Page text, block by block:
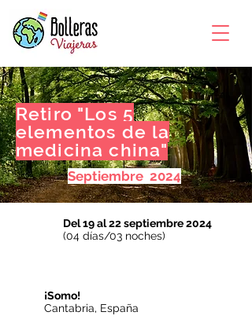
Retiro "Los 5
elementos de la
medicina china"
Septiembre 2024
Del 19 al 22 septiembre 2024
(04 días/03 noches)
¡Somo!
Cantabria, España